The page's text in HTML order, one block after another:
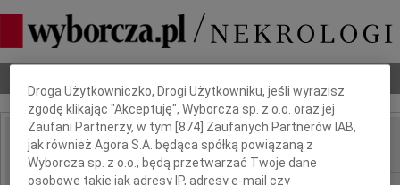
IMIĘ I NAZWISKO:
Dbamy o Twoją prywatność
Droga Użytkowniczko, Drogi Użytkowniku, jeśli wyrazisz
zgodę klikając "Akceptuję", Wyborcza sp. z o.o. oraz jej
Zaufani Partnerzy, w tym [874 ] Zaufanych Partnerów IAB,
jak również Agora S.A. będąca spółką powiązaną z
Wyborcza sp. z o.o., będą przetwarzać Twoje dane
osobowe takie jak adresy IP, adresy e-mail czy